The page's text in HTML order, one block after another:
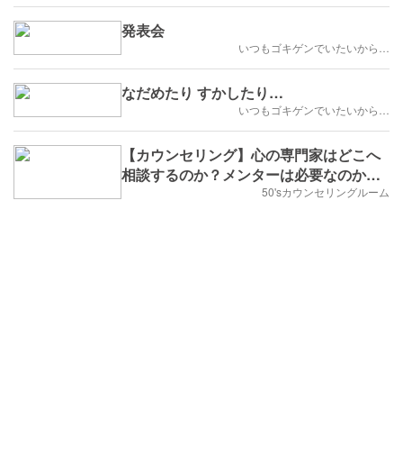
発表会
いつもゴキゲンでいたいから…
なだめたり すかしたり…
いつもゴキゲンでいたいから…
【カウンセリング】心の専門家はどこへ
相談するのか？メンターは必要なのか分
50'sカウンセリングルーム